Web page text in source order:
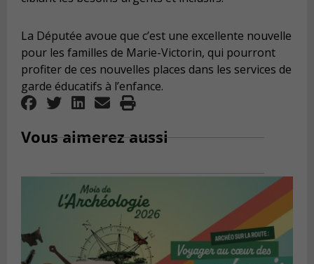
La Députée avoue que c’est une excellente nouvelle
pour les familles de Marie-Victorin, qui pourront
profiter de ces nouvelles places dans les services de
garde éducatifs à l’enfance.
Vous aimerez aussi